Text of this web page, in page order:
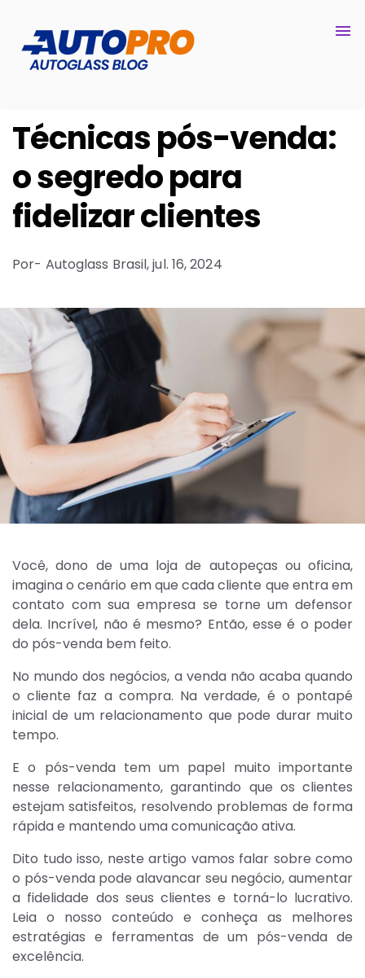
Técnicas pós-venda:
o segredo para
fidelizar clientes
Por- Autoglass Brasil,jul. 16, 2024
Você, dono de uma loja de autopeças ou oficina,
imagina o cenário em que cada cliente que entra em
contato com sua empresa se torne um defensor
dela. Incrível, não é mesmo? Então, esse é o poder
do pós-venda bem feito.
No mundo dos negócios, a venda não acaba quando
o cliente faz a compra. Na verdade, é o pontapé
inicial de um relacionamento que pode durar muito
tempo.
E o pós-venda tem um papel muito importante
nesse relacionamento, garantindo que os clientes
estejam satisfeitos, resolvendo problemas de forma
rápida e mantendo uma comunicação ativa.
Dito tudo isso, neste artigo vamos falar sobre como
o pós-venda pode alavancar seu negócio, aumentar
a fidelidade dos seus clientes e torná-lo lucrativo.
Leia o nosso conteúdo e conheça as melhores
estratégias e ferramentas de um pós-venda de
excelência.